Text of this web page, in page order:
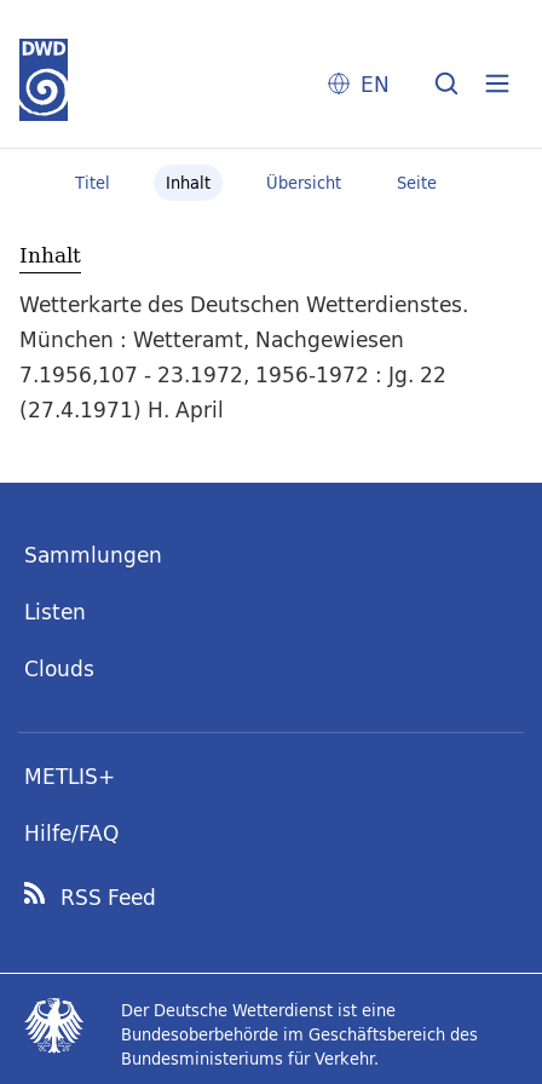
EN
Titel Inhalt Übersicht Seite
Inhalt
Wetterkarte des Deutschen Wetterdienstes.
München : Wetteramt, Nachgewiesen
7.1956,107 - 23.1972, 1956-1972 : Jg. 22
(27.4.1971) H. April
Sammlungen
Listen
Clouds
METLIS+
Hilfe/FAQ
RSS Feed
Der Deutsche Wetterdienst ist eine
Bundesoberbehörde im Geschäftsbereich des
Bundesministeriums für Verkehr.